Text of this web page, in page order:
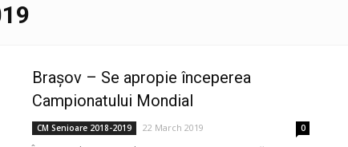
Brașov – Se apropie începerea
Campionatului Mondial
CM Senioare 2018-2019 22 March 2019 0